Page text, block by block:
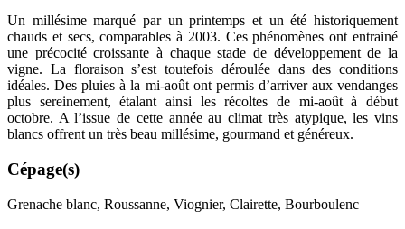
Un millésimemarqué par un printemps et un été historiquement
chauds et secs, comparables à 2003. Ces phénomènes ont entrainé
une précocité croissante à chaque stade de développement de la
vigne. La floraison s’est toutefois déroulée dans des conditions
idéales. Des pluies à la mi-août ont permis d’arriver aux vendanges
plus sereinement, étalant ainsi les récoltes de mi-août à début
octobre. A l’issue de cette année au climat très atypique, les vins
blancs offrent un très beau millésime, gourmand et généreux.
Cépage(s)
Grenache blanc, Roussanne, Viognier, Clairette, Bourboulenc